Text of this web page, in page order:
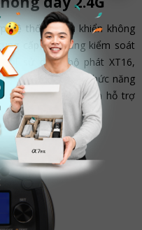
hệ thống điều khiển không
cấp khả năng kiểm soát
bị sử dụng bộ phát XT16,
điều khiển các chức năng
cạnh đó,
đèncòn hỗ trợ
ở 1/8000s.